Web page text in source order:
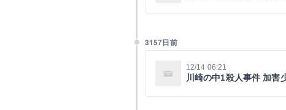
3157日前
12/14 06:21
川崎の中1殺人事件 加害